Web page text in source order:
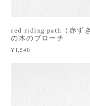
red riding path（赤ず
の木のブローチ
¥1,540